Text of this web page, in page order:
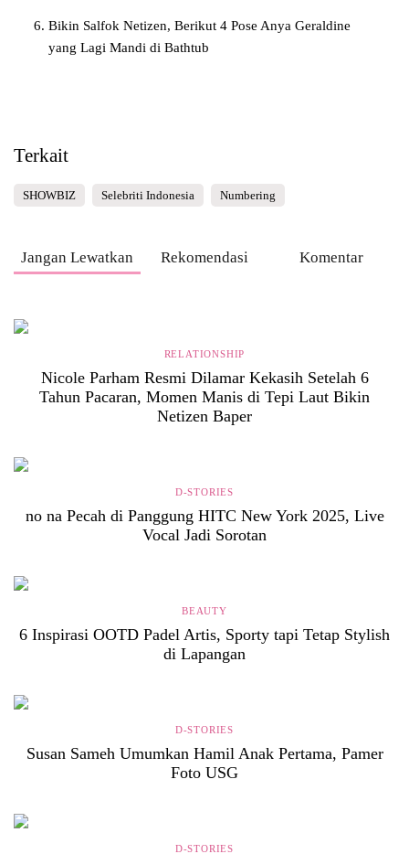
Bikin Salfok Netizen, Berikut 4 Pose Anya Geraldine
yang Lagi Mandi di Bathtub
Terkait
SHOWBIZ Selebriti Indonesia Numbering
Jangan Lewatkan Rekomendasi Komentar
RELATIONSHIP
Nicole Parham Resmi Dilamar Kekasih Setelah 6
Tahun Pacaran, Momen Manis di Tepi Laut Bikin
Netizen Baper
D-STORIES
no na Pecah di Panggung HITC New York 2025, Live
Vocal Jadi Sorotan
BEAUTY
6 Inspirasi OOTD Padel Artis, Sporty tapi Tetap Stylish
di Lapangan
D-STORIES
Susan Sameh Umumkan Hamil Anak Pertama, Pamer
Foto USG
D-STORIES